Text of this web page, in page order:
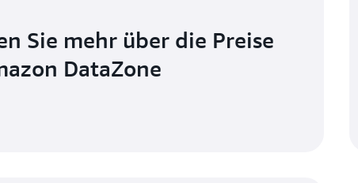
Sie mehr über die Preise
DataZone